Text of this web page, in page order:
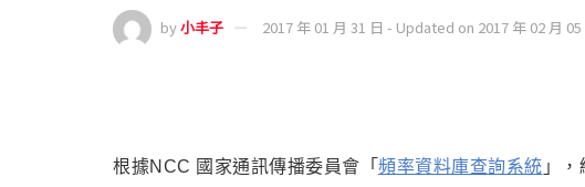
by小丰子 2017 年 01 月 31 日 - Updated on 2017 年 02 月 05
根據NCC 國家通訊傳播委員會「 頻率資料庫查詢系統 」